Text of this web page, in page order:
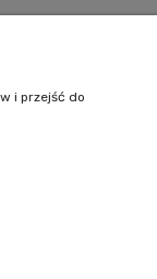
i przejść do